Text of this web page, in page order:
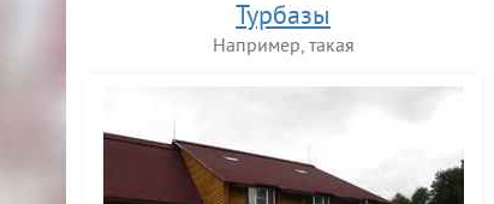
Турбазы
Например, такая